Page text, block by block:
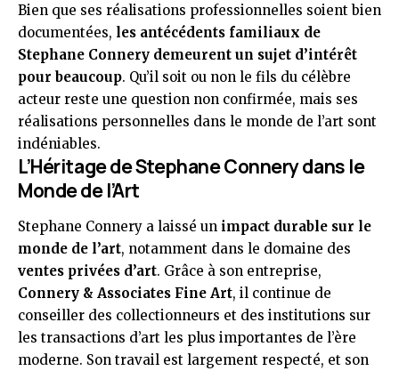
Bien que ses réalisations professionnelles soient bien
documentées, les antécédents familiaux de
Stephane Connery demeurent un sujet d’intérêt
pour beaucoup. Qu’il soit ou non le fils du célèbre
acteur reste une question non confirmée, mais ses
réalisations personnelles dans le monde de l’art sont
indéniables.
L’Héritage de Stephane Connery dans le
Monde de l’Art
Stephane Connery a laissé un impact durable sur le
monde de l’art, notamment dans le domaine des
ventes privées d’art. Grâce à son entreprise,
Connery & Associates Fine Art, il continue de
conseiller des collectionneurs et des institutions sur
les transactions d’art les plus importantes de l’ère
moderne. Son travail est largement respecté, et son